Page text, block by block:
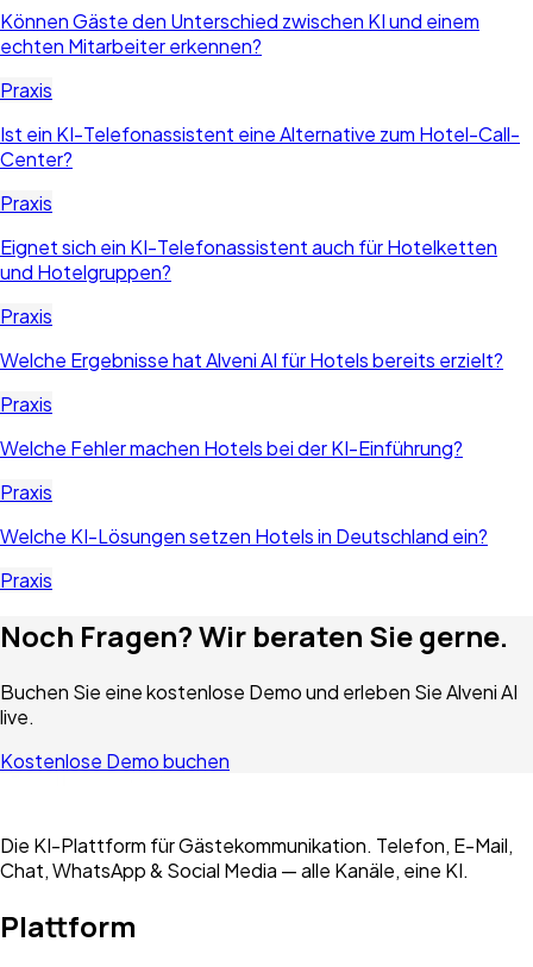
Können Gäste den Unterschied zwischen KI und einem
echten Mitarbeiter erkennen?
Praxis
Ist ein KI-Telefonassistent eine Alternative zum Hotel-Call-
Center?
Praxis
Eignet sich ein KI-Telefonassistent auch für Hotelketten
und Hotelgruppen?
Praxis
Welche Ergebnisse hat Alveni AI für Hotels bereits erzielt?
Praxis
Welche Fehler machen Hotels bei der KI-Einführung?
Praxis
Welche KI-Lösungen setzen Hotels in Deutschland ein?
Praxis
Noch Fragen? Wir beraten Sie gerne.
Buchen Sie eine kostenlose Demo und erleben Sie Alveni AI
live.
Kostenlose Demo buchen
Die KI-Plattform für Gästekommunikation. Telefon, E-Mail,
Chat, WhatsApp & Social Media — alle Kanäle, eine KI.
Plattform